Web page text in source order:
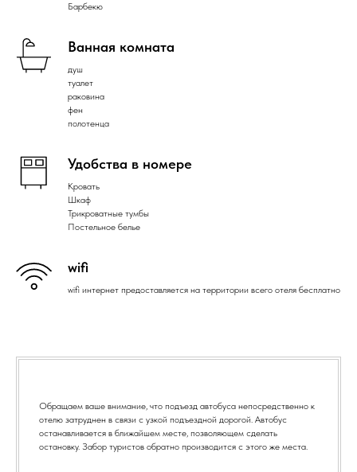
Барбекю
Ванная комната
душ
туалет
раковина
фен
полотенца
Удобства в номере
Кровать
Шкаф
Трикроватные тумбы
Постельное белье
wifi
wifi интернет предоставляется на территории всего отеля бесплатно
Обращаем ваше внимание, что подъезд автобуса непосредственно к
отелю затруднен в связи с узкой подъездной дорогой. Автобус
останавливается в ближайшем месте, позволяющем сделать
остановку. Забор туристов обратно производится с этого же места.